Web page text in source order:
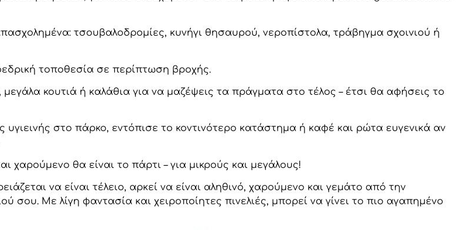
τσουβαλοδρομίες, κυνήγι θησαυρού, νεροπίστολα, τράβηγμα σχοινιού ή
τοποθεσία σε περίπτωση βροχής.
κουτιά ή καλάθια για να μαζέψεις τα πράγματα στο τέλος – έτσι θα αφήσεις το
υγιεινής στο πάρκο, εντόπισε το κοντινότερο κατάστημα ή καφέ και ρώτα ευγενικά αν
θα είναι το πάρτι – για μικρούς και μεγάλους!
να είναι τέλειο, αρκεί να είναι αληθινό, χαρούμενο και γεμάτο από την
σου. Με λίγη φαντασία και χειροποίητες πινελιές, μπορεί να γίνει το πιο αγαπημένο